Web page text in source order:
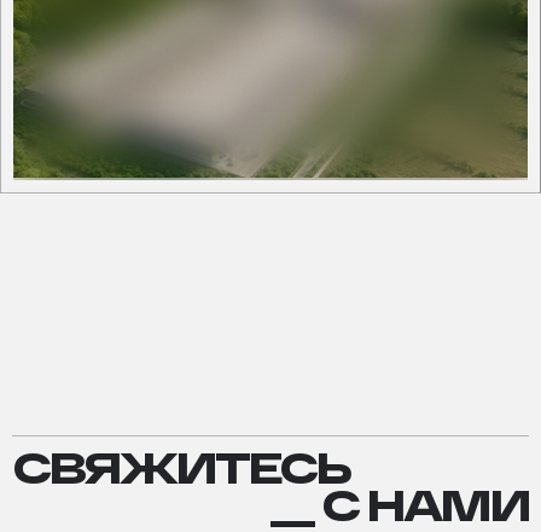
СВЯЖИТЕСЬ
СВЯЖИТЕСЬ
__ С НАМИ